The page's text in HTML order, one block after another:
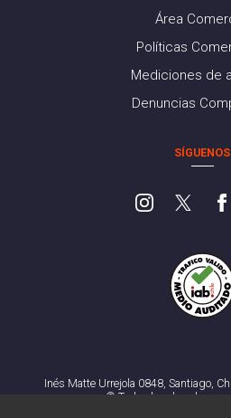
Área
Políticas
Mediciones de
Denuncias
SÍGUENOS
Inés Matte Urrejola 0848, Santiago,
© Todos los derechos